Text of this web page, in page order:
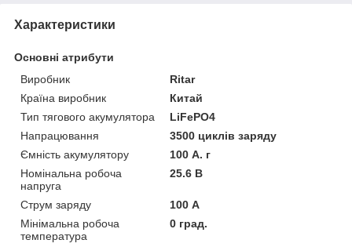
Характеристики
Основні атрибути
Виробник
Ritar
Країна виробник
Китай
Тип тягового акумулятора
LiFePO4
Напрацювання
3500 циклів заряду
Ємність акумулятору
100 А. г
Номінальна робоча
напруга
25.6 В
Струм заряду
100 А
Мінімальна робоча
температура
0 град.